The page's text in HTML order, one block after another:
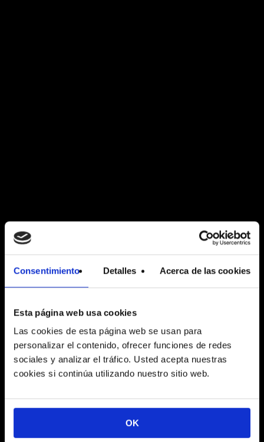
Consentimiento Detalles Acerca de las cookies
Esta página web usa cookies
Las cookies de esta página web se usan para
personalizar el contenido, ofrecer funciones de redes
sociales y analizar el tráfico. Usted acepta nuestras
cookies si continúa utilizando nuestro sitio web.
OK
Las 10 mejores
Fonts para logotipos
ETG
9 noviembre, 2023